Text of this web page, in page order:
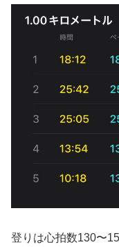
登りは心拍数130〜